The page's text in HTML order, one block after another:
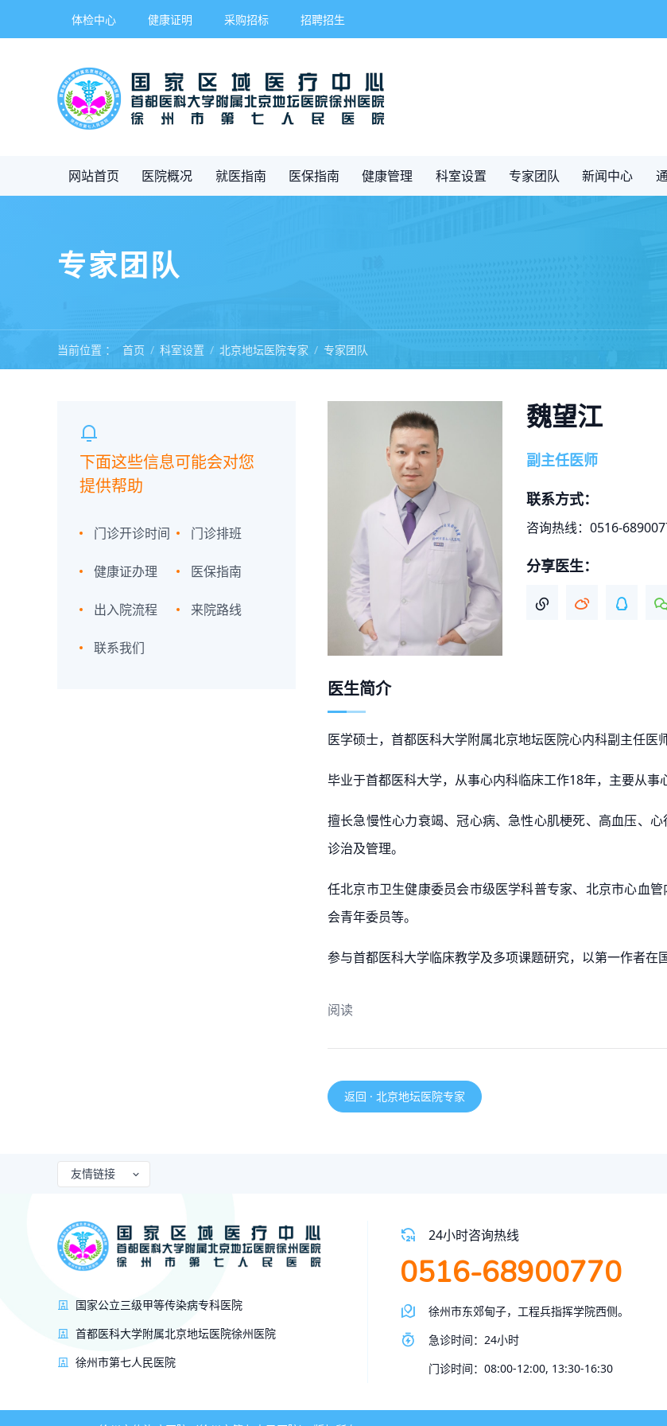
体检中心 健康证明 采购招标 招聘招生
网站首页 医院概况 就医指南 医保指南 健康管理 科室设置 专家团队 新闻中心
专家团队
当前位置 ： 首页 科室设置 北京地坛医院专家 专家团队
下面这些信息可能会对您
提供帮助
门诊开诊时间 门诊排班
健康证办理 医保指南
出入院流程 来院路线
联系我们
魏望江
副主任医师
联系方式：
咨询热线：0516-
分享医生：
医生简介
医学硕士，首都医科大学附属北京地坛医院心内科副主任医
毕业于首都医科大学，从事心内科临床工作18年，主要从事
擅长急慢性心力衰竭、冠心病、急性心肌梗死、高血压、
诊治及管理。
任北京市卫生健康委员会市级医学科普专家、北京市心血
会青年委员等。
参与首都医科大学临床教学及多项课题研究，以第一作者在
阅读
返回 · 北京地坛医院专家
友情链接
国家公立三级甲等传染病专科医院
首都医科大学附属北京地坛医院徐州医院
徐州市第七人民医院
24小时咨询热线
0516-68900770
徐州市东郊甸子，工程兵指挥学院西侧。
急诊时间：24小时
门诊时间：08:00-12:00, 13:30-16:30